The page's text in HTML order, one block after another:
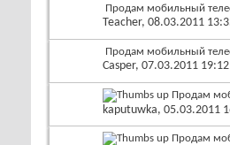
Продам мобильный
Teacher, 08.03.2011
Продам мобильный
Casper, 07.03.2011 19:12
Продам
kaputuwka, 05.03.2011
Продам